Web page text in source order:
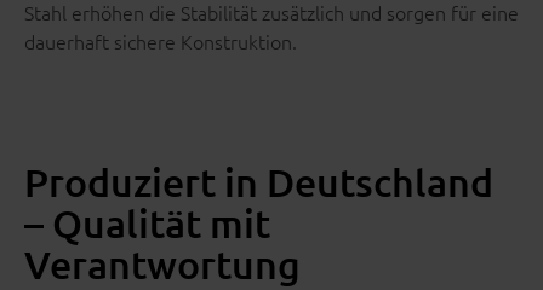
Stahl erhöhen die Stabilität zusätzlich und sorgen für eine
dauerhaft sichere Konstruktion.
Produziert in Deutschland
– Qualität mit
Verantwortung